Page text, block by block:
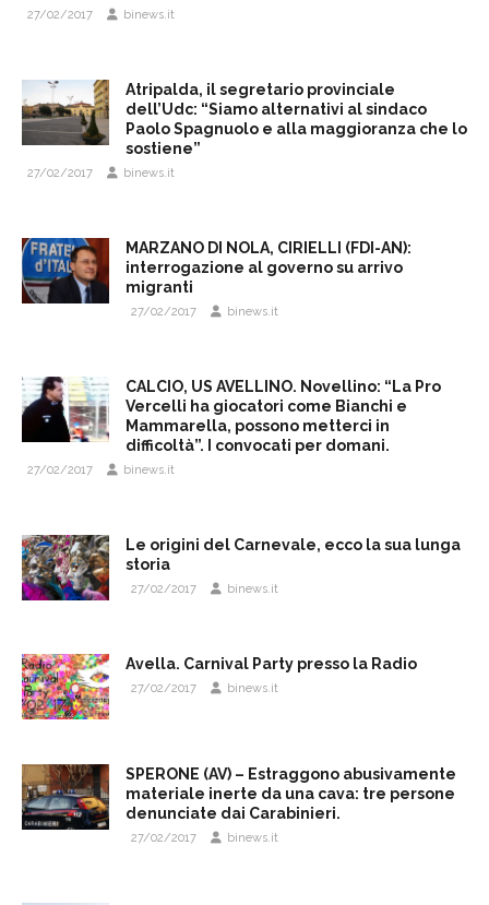
27/02/2017 binews.it
Atripalda, il segretario provinciale
dell’Udc: “Siamo alternativi al sindaco
Paolo Spagnuolo e alla maggioranza che lo
sostiene”
27/02/2017 binews.it
MARZANO DI NOLA, CIRIELLI (FDI-AN):
interrogazione al governo su arrivo
migranti
27/02/2017 binews.it
CALCIO, US AVELLINO. Novellino: “La Pro
Vercelli ha giocatori come Bianchi e
Mammarella, possono metterci in
difficoltà”. I convocati per domani.
27/02/2017 binews.it
Le origini del Carnevale, ecco la sua lunga
storia
27/02/2017 binews.it
Avella. Carnival Party presso la Radio
27/02/2017 binews.it
SPERONE (AV) – Estraggono abusivamente
materiale inerte da una cava: tre persone
denunciate dai Carabinieri.
27/02/2017 binews.it